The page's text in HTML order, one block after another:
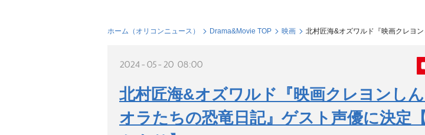
ホーム（オリコンニュース） Drama&Movie TOP 映画 北村匠海&オズワルド『映画クレヨ
2024-05-20 08:00
北村匠海&オズワルド『映画クレヨンし
オラたちの恐竜日記』ゲスト声優に決定